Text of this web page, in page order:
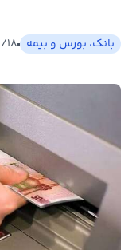
و
جهان
بازار
و
تجارت
بانک، بورس و بیمه